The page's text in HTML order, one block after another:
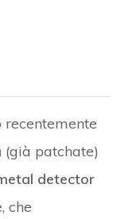
recentemente
(già patchate)
detector
che